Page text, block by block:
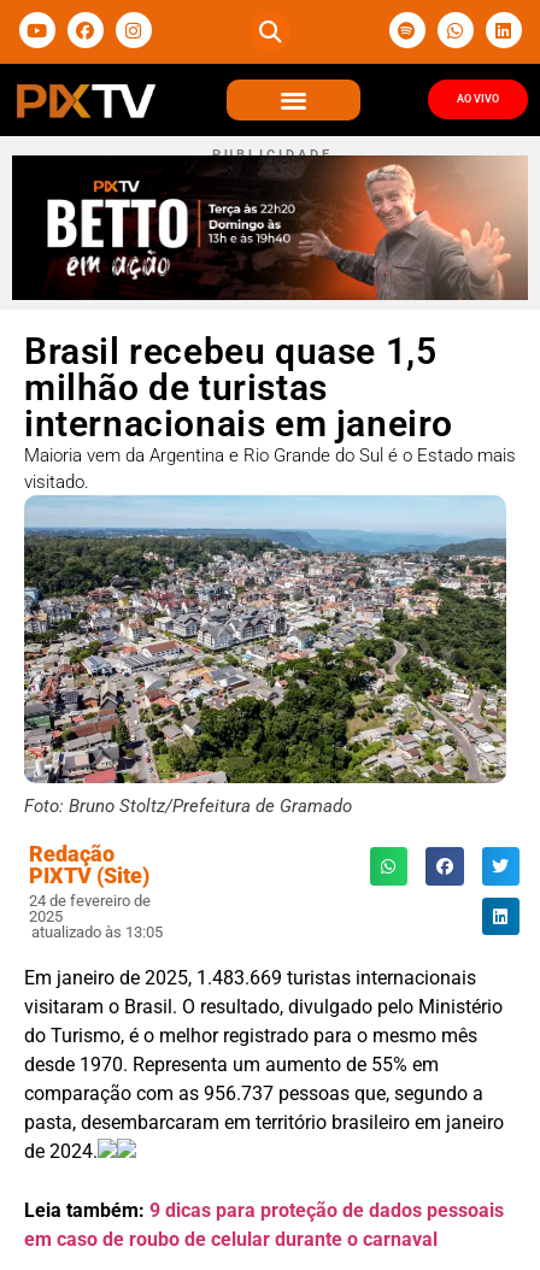
AO VIVO
P U B L I C I D A D E
Brasil recebeu quase 1,5
milhão de turistas
internacionais em janeiro
Maioria vem da Argentina e Rio Grande do Sul é o Estado mais
visitado.
Foto: Bruno Stoltz/Prefeitura de Gramado
Redação
PIXTV (Site)
24 de fevereiro de
2025
atualizado às 13:05
Em janeiro de 2025, 1.483.669 turistas internacionais
visitaram o Brasil. O resultado, divulgado pelo Ministério
do Turismo, é o melhor registrado para o mesmo mês
desde 1970. Representa um aumento de 55% em
comparação com as 956.737 pessoas que, segundo a
pasta, desembarcaram em território brasileiro em janeiro
de 2024.
Leia também: 9 dicas para proteção de dados pessoais
em caso de roubo de celular durante o carnaval